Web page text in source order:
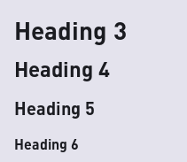
Heading 3
Heading 4
Heading 5
Heading 6